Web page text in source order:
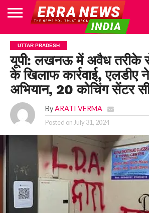
HOME
POLITICS
NEWS
BUSINESS
CULTURE
NATIONAL
SPORTS
LIFESTYLE
TRAVEL
OPINION
BREAKING
NEWS
ENTERTAINMENT
WORLD
CRIME
JOIN
US
UTTAR PRADESH
यूपी: लखनऊ में अवैध तरीके
के खिलाफ कार्रवाई, एलडीए
अभियान, 20 कोचिंग सेंटर
By ARATI VERMA
Posted on July 31, 2024